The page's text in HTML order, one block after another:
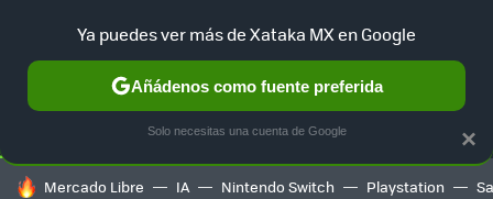
SELECCIÓN GAMING HOME AUTO TERRITORIO
HOY SE HABLA DE
Mercado Libre IA Nintendo Switch Playstation
×
Ya puedes ver más de Xataka MX en Google
Añádenos como fuente preferida
Solo necesitas una cuenta de Google